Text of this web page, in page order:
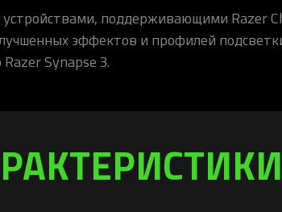
устройствами, поддерживающими Razer
эффектов и профилей
Synapse 3.